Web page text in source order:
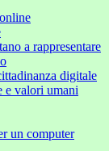
a rappresentare
digitale
e valori umani
un computer